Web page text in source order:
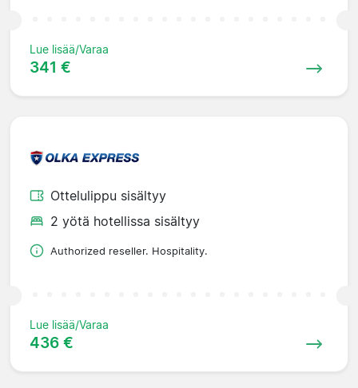
Lue lisää/Varaa
341 €
Ottelulippu sisältyy
2 yötä hotellissa sisältyy
Authorized reseller. Hospitality.
Lue lisää/Varaa
436 €